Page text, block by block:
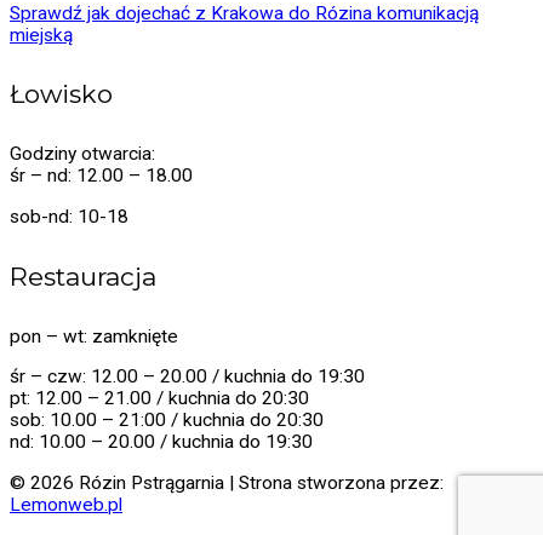
Sprawdź jak dojechać z Krakowa do Rózina komunikacją
miejską
Łowisko
Godziny otwarcia:
śr – nd: 12.00 – 18.00
sob-nd: 10-18
Restauracja
pon – wt: zamknięte
śr – czw: 12.00 – 20.00 / kuchnia do 19:30
pt: 12.00 – 21.00 / kuchnia do 20:30
sob: 10.00 – 21:00 / kuchnia do 20:30
nd: 10.00 – 20.00 / kuchnia do 19:30
© 2026 Rózin Pstrągarnia | Strona stworzona przez:
Lemonweb.pl